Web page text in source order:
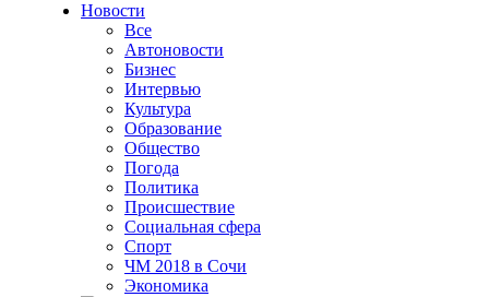
Новости
Все
Автоновости
Бизнес
Интервью
Культура
Образование
Общество
Погода
Политика
Происшествие
Социальная сфера
Спорт
ЧМ 2018 в Сочи
Экономика